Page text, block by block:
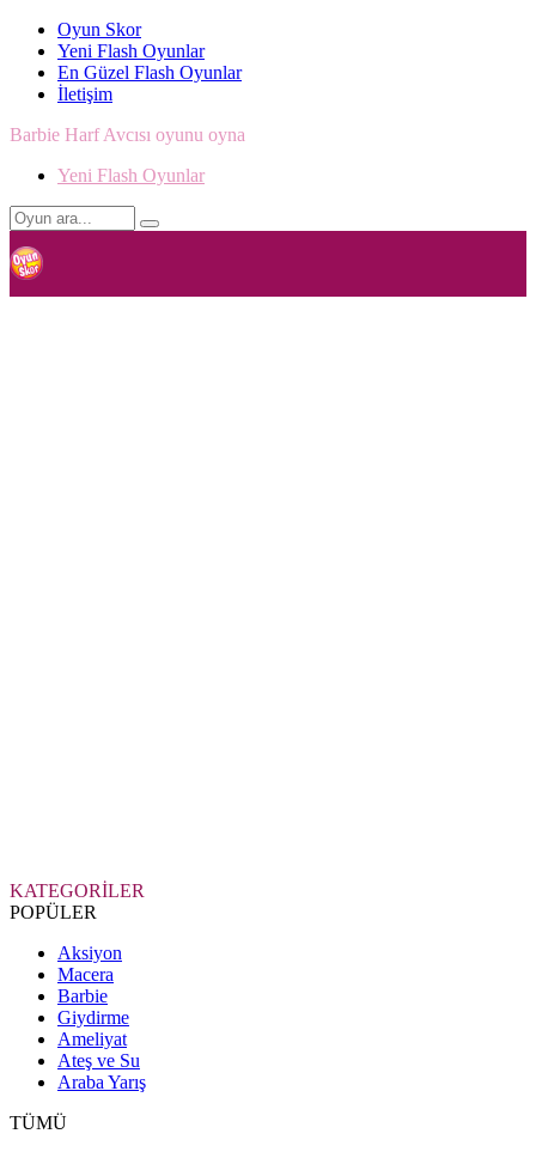
Oyun Skor
Yeni Flash Oyunlar
En Güzel Flash Oyunlar
İletişim
Barbie Harf Avcısı oyunu oyna
Yeni Flash Oyunlar
KATEGORİLER
POPÜLER
Aksiyon
Macera
Barbie
Giydirme
Ameliyat
Ateş ve Su
Araba Yarış
TÜMÜ